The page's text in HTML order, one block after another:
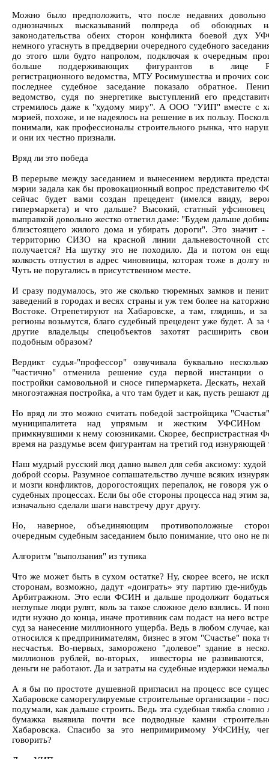
Можно было предположить, что после недавних
однозначных высказываний полпреда об обоюдных
законодательства обеих сторон конфликта боевой дух
немного угаснуть в преддверии очередного судебного
до этого шли будто напролом, подключая к очередным
больше поддерживающих фигурантов в лице
регистрационного ведомства, МТУ Росимушества и прочих
последнее судебное заседание показало обратное.
ведомство, судя по энергетике выступлений его
стремилось даже к "худому миру". А ООО "УИП" вместе с
мэрией, похоже, и не надеялось на решение в их пользу.
понимали, как профессионалы строительного рынка, что
и они их честно признали.
Вряд ли это победа
В перерыве между заседанием и вынесением вердикта
мэрии задала как бы провокационный вопрос представителю
сейчас будет вами создан прецедент (имелся ввиду,
гипермаркета) и что дальше? Высокий, статный уфсиновец
выправкой довольно жестко ответил даме: "Будем дальше
близстоящего жилого дома и убирать дороги". Это значит -
территорию СИЗО на красной линии дальневосточной
получается? На шутку это не походило. Да и потом он
колкость отпустил в адрес чиновницы, которая тоже в долгу
Чуть не поругались в присутственном месте.
И сразу подумалось, это же сколько тюремных замков и
заведений в городах и весях страны и уж тем более на
Востоке. Отрепетируют на Хабаровске, а там, глядишь, и за
регионы возьмутся, благо судебный прецедент уже будет. А
другие владельцы спецобъектов захотят расширить
подобным образом?
Вердикт судья-"профессор" озвучивала буквально
"частично" отменила решение суда первой инстанции о
постройки самовольной и сносе гипермаркета. Дескать, нехай
многоэтажная постройка, а что там будет и как, пусть решают
Но вряд ли это можно считать победой застройщика
муниципалитета над упрямым и жестким УФСИНом
примкнувшими к нему союзниками. Скорее, беспристрастная
время на раздумье всем фигурантам на третий год
Наш мудрый русский люд давно вывел для себя аксиому:
доброй ссоры. Разумное соглашательство лучше всяких
и мозги конфликтов, дорогостоящих перепалок, не говоря уж
судебных процессах. Если бы обе стороны процесса над этим
изначально сделали шаги навстречу друг другу.
Но, наверное, объединяющим противоположные
очередным судебным заседанием было понимание, что оно не
Алгоритм "выползания" из тупика
Что же может быть в сухом остатке? Ну, скорее всего, не
сторонам, возможно, дадут «доиграть» эту партию где-
Арбитражном. Это если ФСИН и дальше продолжит
неглупые люди рулят, коль за такое сложное дело взялись. И
идти нужно до конца, иначе противник сам подаст на него
суд за нанесение миллионного ущерба. Ведь в любом случае,
относился к предпринимателям, бизнес в этом "Счастье" пока
несчастья. Во-первых, заморожено "долевое" здание в
миллионов рублей, во-вторых, инвесторы не развиваются,
деньги не работают. Да и затраты на судебные издержки
А я бы по простоте душевной пригласил на процесс все
Хабаровске саморегулируемые строительные организации -
подумали, как дальше строить. Ведь эта судебная тяжба словно
бумажка выявила почти все подводные камни
Хабаровска. Спасибо за это непримиримому УФСИНу,
говорить?